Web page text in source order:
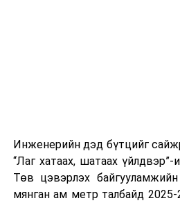
өдөр тутмын ажлын бэлэн
практик ур чадварыг
Сургалтыг танилцуулах
Инженерийн дэд бүтцийг
“Лаг хатаах, шатаах
Төв цэвэрлэх
мянган ам метр талбайд 2025-